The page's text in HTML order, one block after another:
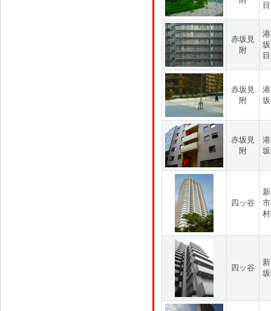
目
赤坂見
附
目
赤坂見
附
赤坂見
附
四ッ谷
四ッ谷